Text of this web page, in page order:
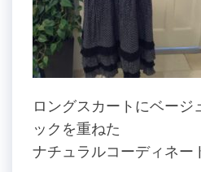
ロングスカートにベージ
ックを重ねた
ナチュラルコーディネー